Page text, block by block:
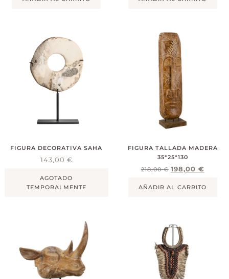
FIGURA DECORATIVA SAHA
143,00 €
AGOTADO
TEMPORALMENTE
FIGURA TALLADA MADERA
35*25*130
218,00€ 198,00 €
AÑADIR AL CARRITO